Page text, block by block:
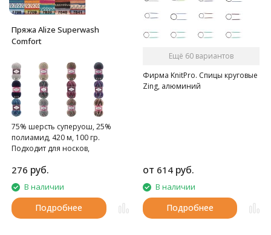
Пряжа Alize Superwash
Comfort
75% шерсть суперуош, 25%
полиамид, 420 м, 100 гр.
Подходит для носков,
шапок и т.д.
276 руб.
В наличии
Подробнее
Ещё 60 вариантов
Фирма KnitPro. Спицы круговые
Zing, алюминий
от 614 руб.
В наличии
Подробнее